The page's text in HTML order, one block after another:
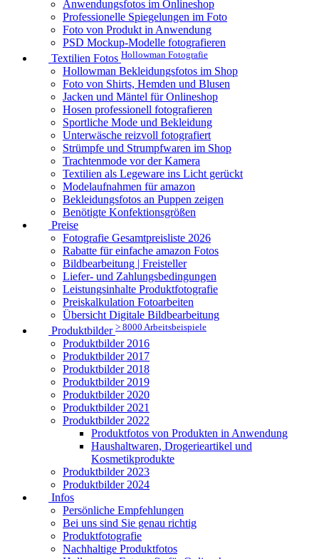
Anwendungsfotos im Onlineshop
Professionelle Spiegelungen im Foto
Foto von Produkt in Anwendung
PSD Mockup-Modelle fotografieren
Textilien Fotos Hollowman Fotografie
Hollowman Bekleidungsfotos im Shop
Foto von Shirts, Hemden und Blusen
Jacken und Mäntel für Onlineshop
Hosen professionell fotografieren
Sportliche Mode und Bekleidung
Unterwäsche reizvoll fotografiert
Strümpfe und Strumpfwaren im Shop
Trachtenmode vor der Kamera
Textilien als Legeware ins Licht gerückt
Modelaufnahmen für amazon
Bekleidungsfotos an Puppen zeigen
Benötigte Konfektionsgrößen
Preise
Fotografie Gesamtpreisliste 2026
Rabatte für einfache amazon Fotos
Bildbearbeitung | Freisteller
Liefer- und Zahlungsbedingungen
Leistungsinhalte Produktfotografie
Preiskalkulation Fotoarbeiten
Übersicht Digitale Bildbearbeitung
Produktbilder > 8000 Arbeitsbeispiele
Produktbilder 2016
Produktbilder 2017
Produktbilder 2018
Produktbilder 2019
Produktbilder 2020
Produktbilder 2021
Produktbilder 2022
Produktfotos von Produkten in Anwendung
Haushaltwaren, Drogerieartikel und
Kosmetikprodukte
Produktbilder 2023
Produktbilder 2024
Infos
Persönliche Empfehlungen
Bei uns sind Sie genau richtig
Produktfotografie
Nachhaltige Produktfotos